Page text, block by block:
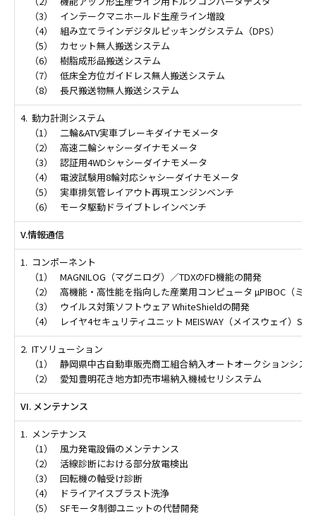
（3）
インテークマニホールド生産ライン増設
（4）
組み立てラインデジタルピッキングシステム（DPS）
（5）
カセット無人搬送システム
（6）
樹脂成形品搬送システム
（7）
低床全方位ガイドレス無人搬送システム
（8）
長尺搬送物無人搬送システム
4. 動力計測システム
（1）
二輪&ATV実車ブレーキダイナモメータ
（2）
高速二輪シャシーダイナモメータ
（3）
認証用4WDシャシーダイナモメータ
（4）
電波試験用8輪対応シャシーダイナモメータ
（5）
実車排気管レイアウト再現エンジンベンチ
（6）
モータ駆動ドライブトレインベンチ
V.情報通信
1. コンポーネント
（1）
MAGNILOG（マグニログ）／TDXのFD機能の開発
（2）
高機能・高性能を指向した産業用コンピュータ µPIBOC（ミ
（3）
ウイルス対策ソフトウェア WhiteShieldの開発
（4）
レイヤ4セキュリティユニット MEISWAY（メイスウェイ）
2. ITソリューション
（1）
静岡県中古自動車販売商工組合納入オートオークションシス
（2）
愛知豊明花き地方卸売市場納入機械セリシステム
VI. メンテナンス
1. メンテナンス
（1）
風力発電設備のメンテナンス
（2）
活線診断における部分放電検出
（3）
回転機の軸受け診断
（4）
ドライアイスブラスト洗浄
（5）
SFモータ制御ユニットの代替開発